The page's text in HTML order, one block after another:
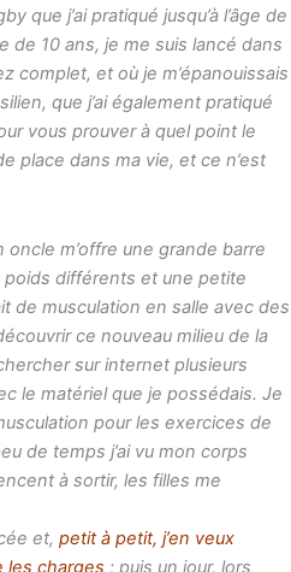
que j’ai pratiqué jusqu’à l’âge de
de 10 ans, je me suis lancé dans
complet, et où je m’épanouissais
que j’ai également pratiqué
vous prouver à quel point le
place dans ma vie, et ce n’est
oncle m’offre une grande barre
poids différents et une petite
de musculation en salle avec des
ce nouveau milieu de la
sur internet plusieurs
le matériel que je possédais. Je
pour les exercices de
de temps j’ai vu mon corps
à sortir, les filles me
et, petit à petit, j’en veux
les charges ; puis un jour, lors